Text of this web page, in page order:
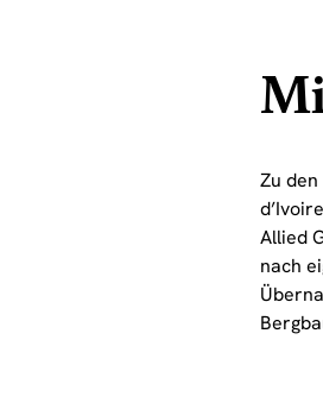
Zu
Allied
nach